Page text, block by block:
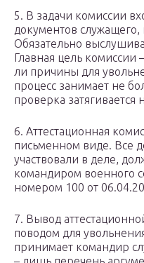
5. В задачи комиссии
документов
Обязательно
Главная цель комиссии
ли причины для
процесс занимает не
проверка затягивается
6. Аттестационная
письменном виде. Все
участвовали в деле,
командиром военного
номером 100 от
7. Вывод
поводом для
принимает командир